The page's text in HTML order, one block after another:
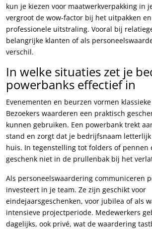
kun je kiezen voor maatwerkverpakking in
vergroot de wow-factor bij het uitpakken
professionele uitstraling. Vooral bij
belangrijke klanten of als
verschil.
In welke situaties zet je
powerbanks effectief in
Evenementen en beurzen vormen
Bezoekers waarderen een praktisch
kunnen gebruiken. Een powerbank trekt
stand en zorgt dat je bedrijfsnaam
huis. In tegenstelling tot folders of pennen
geschenk niet in de prullenbak bij het
Als personeelswaardering communiceren
investeert in je team. Ze zijn geschikt voor
eindejaarsgeschenken, voor jubilea of als
intensieve projectperiode. Medewerkers
dagelijks, ook privé, wat de waardering